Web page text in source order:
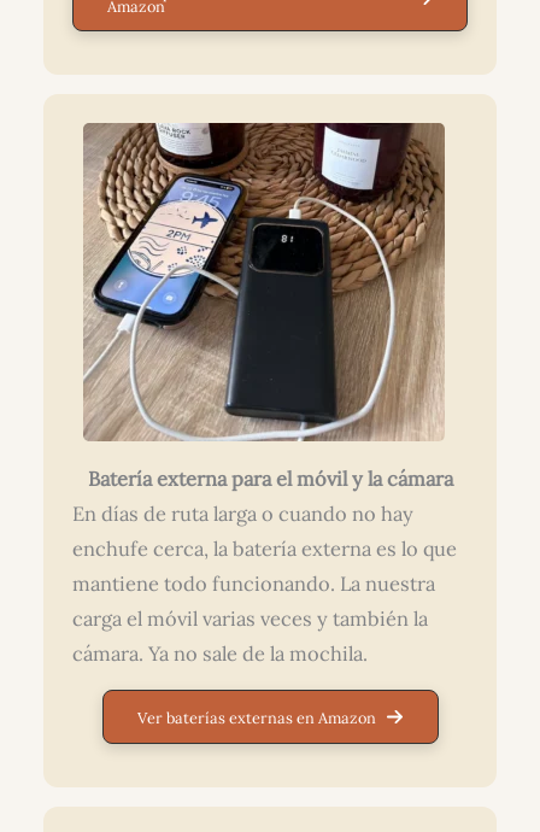
Amazon
Batería externa para el móvil y la cámara
En días de ruta larga o cuando no hay
enchufe cerca, la batería externa es lo que
mantiene todo funcionando. La nuestra
carga el móvil varias veces y también la
cámara. Ya no sale de la mochila.
Ver baterías externas en Amazon